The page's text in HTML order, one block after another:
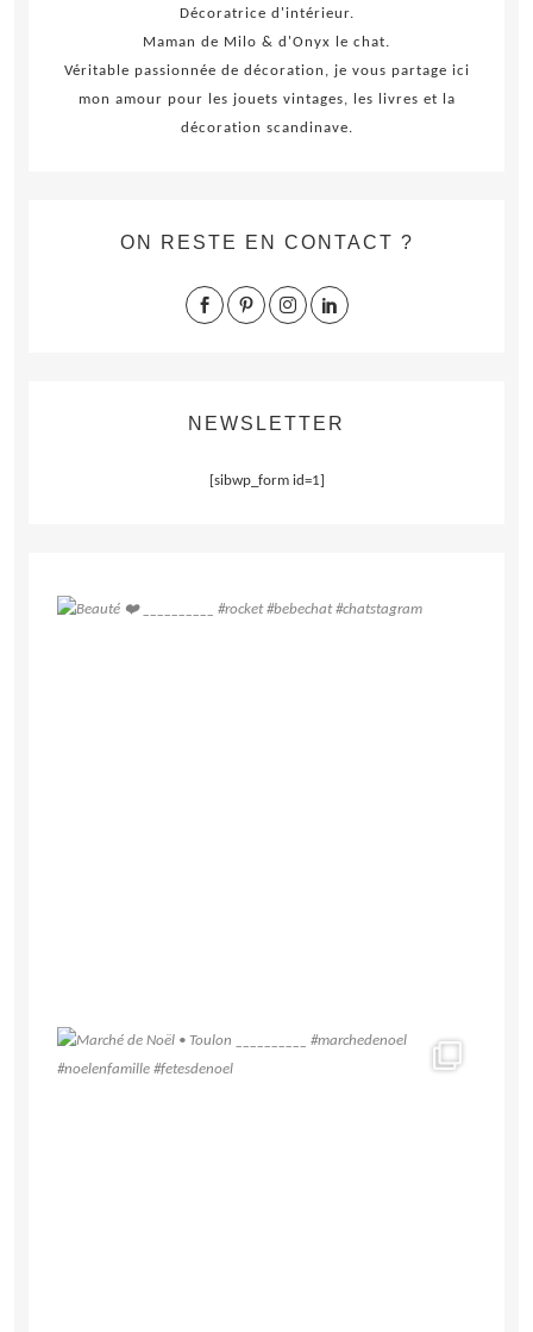
Décoratrice d'intérieur.
Maman de Milo & d'Onyx le chat.
Véritable passionnée de décoration, je vous partage ici
mon amour pour les jouets vintages, les livres et la
décoration scandinave.
ON RESTE EN CONTACT ?
NEWSLETTER
[sibwp_form id=1]